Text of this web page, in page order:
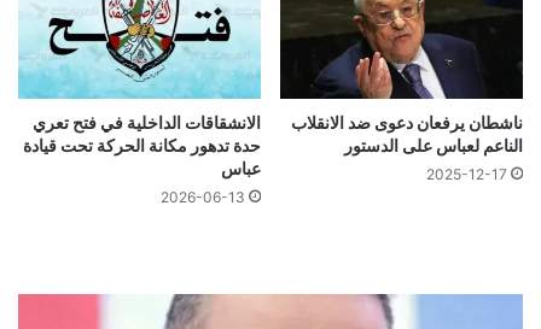
ناشطان يرفعان دعوى ضد الانقلاب
الناعم لعباس على الدستور
2025-12-17
الانشقاقات الداخلية في فتح تعري
حدة تدهور مكانة الحركة تحت قيادة
عباس
2026-06-13